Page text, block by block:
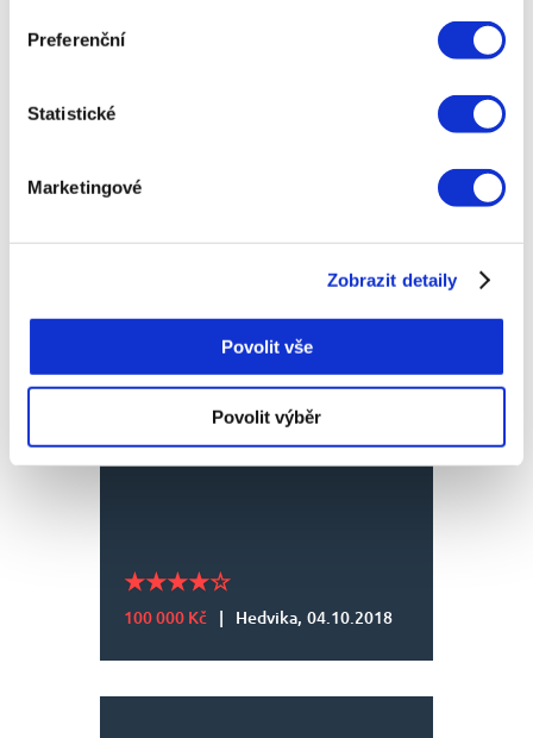
Preferenční
Statistické
Marketingové
Zobrazit detaily
Povolit vše
Povolit výběr
jednoduché
100 000 Kč | Hedvika, 04.10.2018